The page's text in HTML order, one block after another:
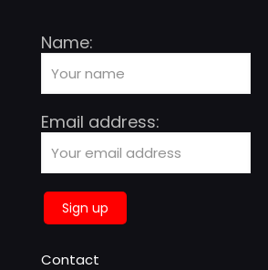
Name:
Email address:
Contact